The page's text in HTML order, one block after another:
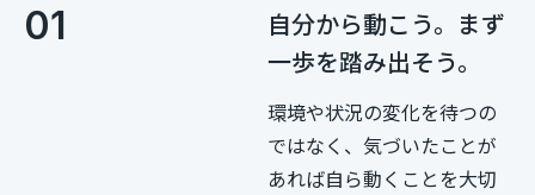
01
自分から動こう。まず
一歩を踏み出そう。
環境や状況の変化を待つの
ではなく、気づいたことが
あれば自ら動くことを大切